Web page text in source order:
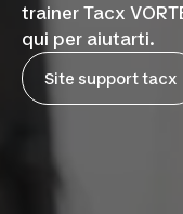
trainer Tacx
qui per aiutarti.
Site support tacx